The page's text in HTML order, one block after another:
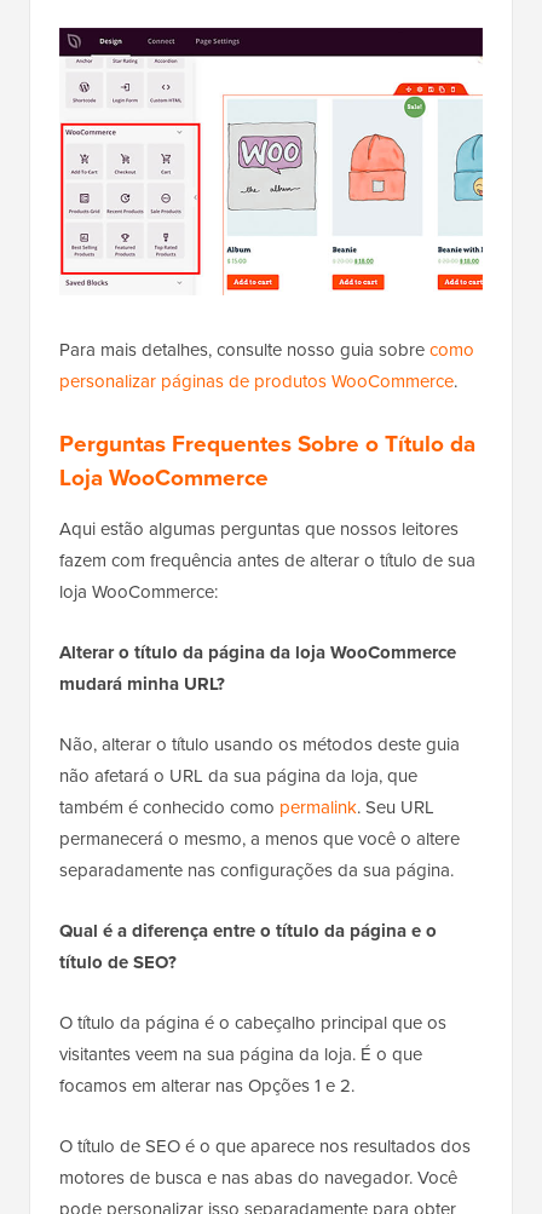
Para mais detalhes, consulte nosso guia sobrecomo
personalizar páginas de produtos WooCommerce.
Perguntas Frequentes Sobre o Título da
Loja WooCommerce
Aqui estão algumas perguntas que nossos leitores
fazem com frequência antes de alterar o título de sua
loja WooCommerce:
Alterar o título da página da loja WooCommerce
mudará minha URL?
Não, alterar o título usando os métodos deste guia
não afetará o URL da sua página da loja, que
também é conhecido como permalink. Seu URL
permanecerá o mesmo, a menos que você o altere
separadamente nas configurações da sua página.
Qual é a diferença entre o título da página e o
título de SEO?
O título da página é o cabeçalho principal que os
visitantes veem na sua página da loja. É o que
focamos em alterar nas Opções 1 e 2.
O título de SEO é o que aparece nos resultados dos
motores de busca e nas abas do navegador. Você